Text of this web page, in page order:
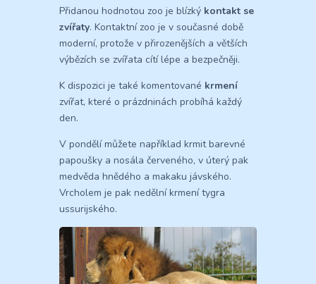
Přidanou hodnotou zoo je blízký kontakt se
zvířaty. Kontaktní zoo je v současné době
moderní, protože v přirozenějších a větších
výbězích se zvířata cítí lépe a bezpečněji.
K dispozici je také komentované krmení
zvířat, které o prázdninách probíhá každý
den.
V pondělí můžete například krmit barevné
papoušky a nosála červeného, v úterý pak
medvěda hnědého a makaku jávského.
Vrcholem je pak nedělní krmení tygra
ussurijského.